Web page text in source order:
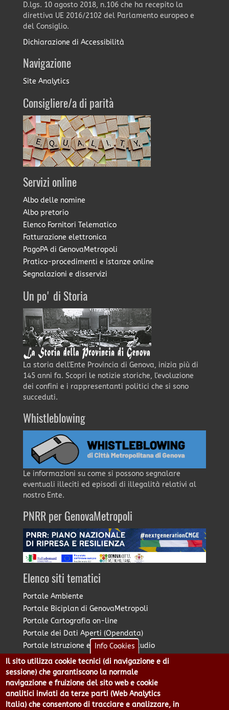
D.lgs. 10 agosto 2018, n.106 che ha recepito la
direttiva UE 2016/2102 del Parlamento europeo e
del Consiglio.
Dichiarazione di Accessibilità
Navigazione
Site Analytics
Consigliere/a di parità
Servizi online
Albo delle nomine
Albo pretorio
Elenco Fornitori Telematico
Fatturazione elettronica
PagoPA di GenovaMetropoli
Pratico-procedimenti e istanze online
Segnalazioni e disservizi
Un po' di Storia
La storia dell'Ente Provincia di Genova, inizia più di
145 anni fa. Scopri le notizie storiche, l'evoluzione
dei confini e i rappresentanti politici che si sono
succeduti.
Whistleblowing
Le informazioni su come si possono segnalare
eventuali illeciti ed episodi di illegalità relativi al
nostro Ente.
PNRR per GenovaMetropoli
Elenco siti tematici
Portale Ambiente
Portale Biciplan di GenovaMetropoli
Portale Cartografia on-line
Portale dei Dati Aperti (Opendata)
Portale Istruzione e Diritto allo Studio
Portale Marketing Territoriale
Portale Piano Strategico Metropolitano
Portale PUMS di GenovaMetropoli
Portale Stazione Unica Appaltante
Pratico: procedimenti e istanze online
Info Cookies
Il sito utilizza cookie tecnici (di navigazione e di
sessione) che garantiscono la normale
navigazione e fruizione del sito web e cookie
analitici inviati da terze parti (Web Analytics
Italia) che consentono di tracciare e analizzare, in